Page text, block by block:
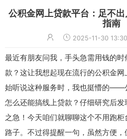
公积金网上贷款平台：足不
指南
2025-11-30
最近有朋友问我，手头急需用钱的
款？这让我想起现在流行的公积金
始听说这种服务时，我也挺懵的——
怎么还能搞线上贷款？仔细研究后
之急！今天咱们就聊聊这个不用跑
路子。不过得提醒一句，虽然方便